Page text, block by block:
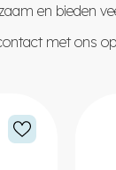
en bieden
met ons